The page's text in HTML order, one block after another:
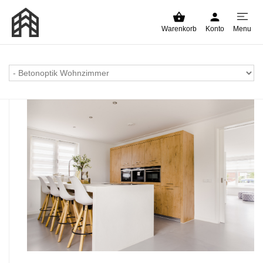
Warenkorb Konto Menu